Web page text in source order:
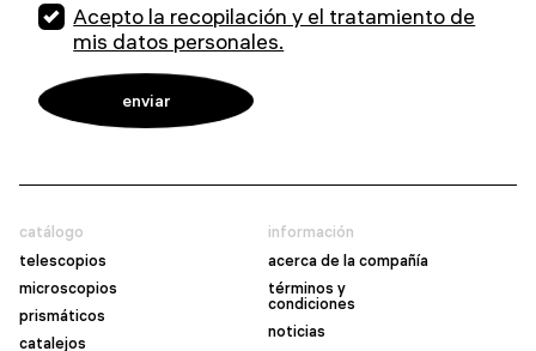
Acepto la recopilación y el tratamiento de
mis datos personales.
catálogo
telescopios
microscopios
prismáticos
catalejos
información
acerca de la compañía
términos y
condiciones
noticias